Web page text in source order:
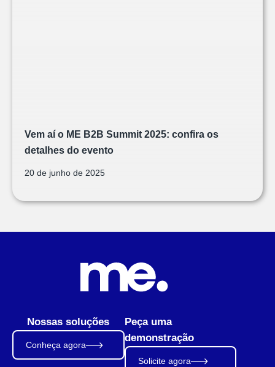
Vem aí o ME B2B Summit 2025: confira os
detalhes do evento
20 de junho de 2025
Nossas soluções
Conheça agora
Peça uma
demonstração
Solicite agora